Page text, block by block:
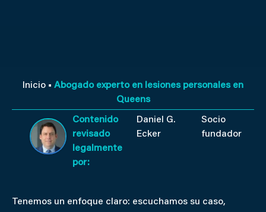
Inicio ■ Abogado experto en lesiones personales en
Queens
Contenido
revisado
legalmente
por:
Daniel G.
Ecker
Socio
fundador
Tenemos un enfoque claro: escuchamos su caso,